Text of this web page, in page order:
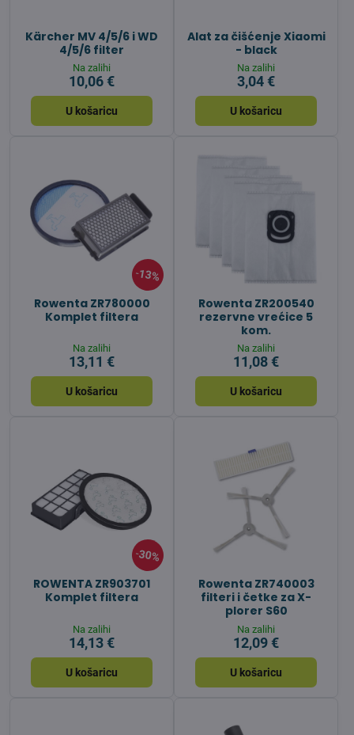
Kärcher MV 4/5/6 i WD
4/5/6 filter
Na zalihi
10,06 €
U košaricu
Alat za čišćenje Xiaomi
- black
Na zalihi
3,04 €
U košaricu
13%
Rowenta ZR780000
Komplet filtera
Na zalihi
13,11 €
U košaricu
Rowenta ZR200540
rezervne vrećice 5
kom.
Na zalihi
11,08 €
U košaricu
30%
ROWENTA ZR903701
Komplet filtera
Na zalihi
14,13 €
U košaricu
Rowenta ZR740003
filteri i četke za X-
plorer S60
Na zalihi
12,09 €
U košaricu